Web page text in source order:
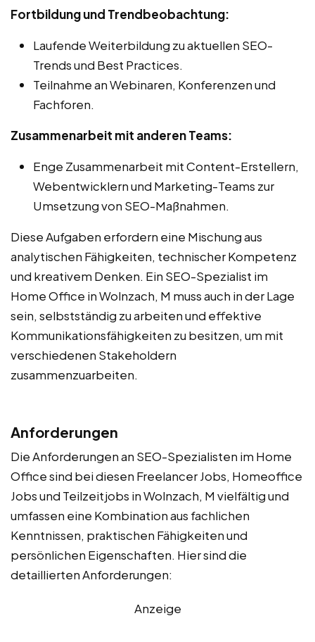
Fortbildung und Trendbeobachtung:
Laufende Weiterbildung zu aktuellen SEO-
Trends und Best Practices.
Teilnahme an Webinaren, Konferenzen und
Fachforen.
Zusammenarbeit mit anderen Teams:
Enge Zusammenarbeit mit Content-Erstellern,
Webentwicklern und Marketing-Teams zur
Umsetzung von SEO-Maßnahmen.
Diese Aufgaben erfordern eine Mischung aus
analytischen Fähigkeiten, technischer Kompetenz
und kreativem Denken. Ein SEO-Spezialist im
Home Office in Wolnzach, M muss auch in der Lage
sein, selbstständig zu arbeiten und effektive
Kommunikationsfähigkeiten zu besitzen, um mit
verschiedenen Stakeholdern
zusammenzuarbeiten.
Anforderungen
Die Anforderungen an SEO-Spezialisten im Home
Office sind bei diesen Freelancer Jobs, Homeoffice
Jobs und Teilzeitjobs in Wolnzach, M vielfältig und
umfassen eine Kombination aus fachlichen
Kenntnissen, praktischen Fähigkeiten und
persönlichen Eigenschaften. Hier sind die
detaillierten Anforderungen:
Anzeige